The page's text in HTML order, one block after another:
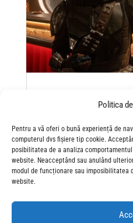
Politica
Pentru a vă oferi o bună experiență de
computerul dvs fișiere tip cookie.
posibilitatea de a analiza
website. Neacceptând sau anulând
modul de funcționare sau imposibilitatea
website.
către cinematografe!
“The Mandalorian and
de pauză, acel SF din
aștepți de mult. Nu sta pe